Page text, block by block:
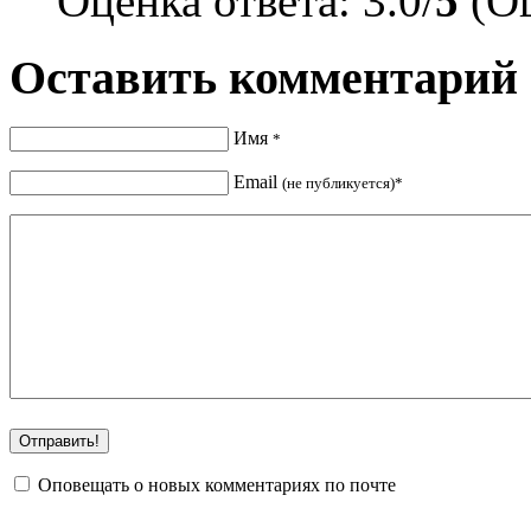
Оставить комментарий
Имя *
Email (не публикуется)*
Оповещать о новых комментариях по почте